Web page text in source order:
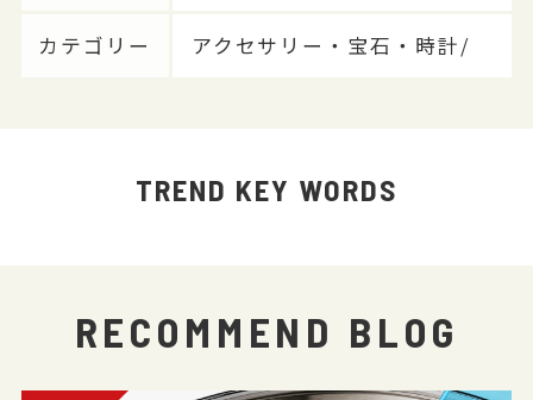
カテゴリー アクセサリー・宝石・時計/
TREND KEY WORDS
RECOMMEND BLOG